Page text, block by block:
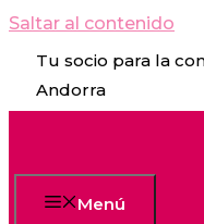
Saltar al contenido
Tu socio para la
Andorra
Menú